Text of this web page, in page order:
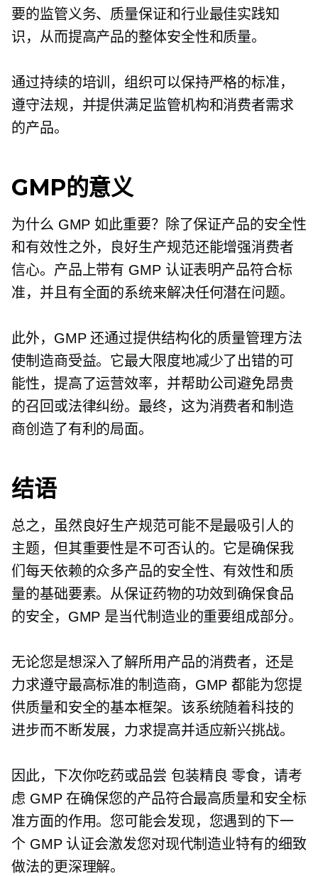
要的监管义务、质量保证和行业最佳实践知
识，从而提高产品的整体安全性和质量。
通过持续的培训，组织可以保持严格的标准，
遵守法规，并提供满足监管机构和消费者需求
的产品。
GMP的意义
为什么 GMP 如此重要？除了保证产品的安全性
和有效性之外，良好生产规范还能增强消费者
信心。产品上带有 GMP 认证表明产品符合标
准，并且有全面的系统来解决任何潜在问题。
此外，GMP 还通过提供结构化的质量管理方法
使制造商受益。它最大限度地减少了出错的可
能性，提高了运营效率，并帮助公司避免昂贵
的召回或法律纠纷。最终，这为消费者和制造
商创造了有利的局面。
结语
总之，虽然良好生产规范可能不是最吸引人的
主题，但其重要性是不可否认的。它是确保我
们每天依赖的众多产品的安全性、有效性和质
量的基础要素。从保证药物的功效到确保食品
的安全，GMP 是当代制造业的重要组成部分。
无论您是想深入了解所用产品的消费者，还是
力求遵守最高标准的制造商，GMP 都能为您提
供质量和安全的基本框架。该系统随着科技的
进步而不断发展，力求提高并适应新兴挑战。
因此，下次你吃药或品尝 包装精良 零食，请考
虑 GMP 在确保您的产品符合最高质量和安全标
准方面的作用。您可能会发现，您遇到的下一
个 GMP 认证会激发您对现代制造业特有的细致
做法的更深理解。